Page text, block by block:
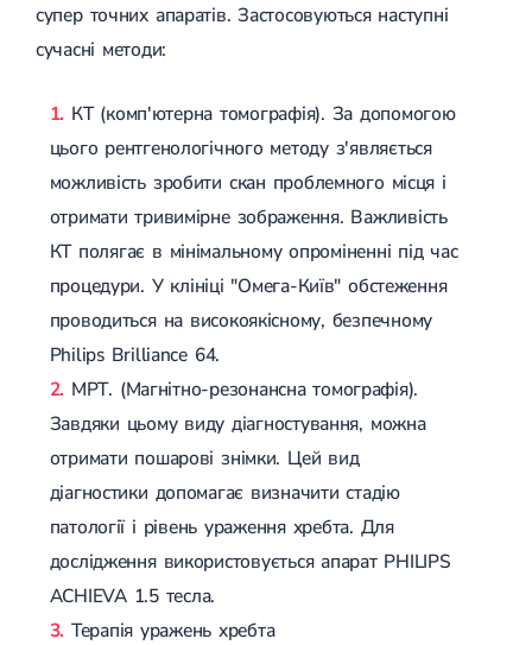
супер точних апаратів. Застосовуються наступні
сучасні методи:
КТ (комп'ютерна томографія). За допомогою
цього рентгенологічного методу з'являється
можливість зробити скан проблемного місця і
отримати тривимірне зображення. Важливість
КТ полягає в мінімальному опроміненні під час
процедури. У клініці "Омега-Київ" обстеження
проводиться на високоякісному, безпечному
Philips Brilliance 64.
МРТ. (Магнітно-резонансна томографія).
Завдяки цьому виду діагностування, можна
отримати пошарові знімки. Цей вид
діагностики допомагає визначити стадію
патології і рівень ураження хребта. Для
дослідження використовується апарат PHILIPS
ACHIEVA 1.5 тесла.
Терапія уражень хребта